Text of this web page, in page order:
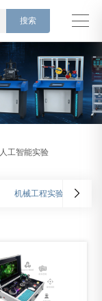
人工智能实验
机械工程实验 车辆